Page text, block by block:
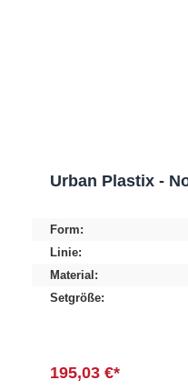
Urban Plastix -
Form:
Linie:
Material:
Setgröße:
195,03 €*